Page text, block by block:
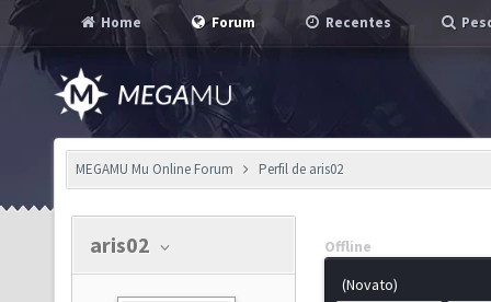
Home Forum Recentes
MEGAMU Mu Online Forum Perfil de aris02
aris02
Offline
(Novato)